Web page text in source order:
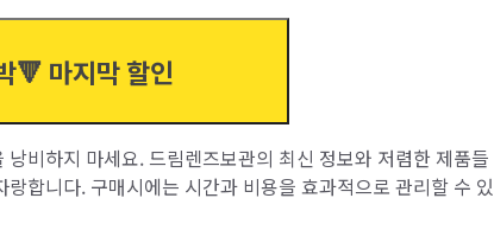
🔻 마지막 할인
비하지 마세요. 드림렌즈보관의 최신 정보와 저렴한 제품들
합니다. 구매시에는 시간과 비용을 효과적으로 관리할 수 있